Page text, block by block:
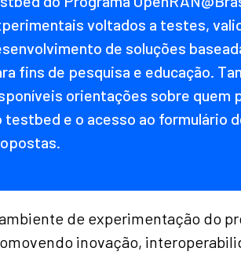
voltados a testes,
de soluções
fins de pesquisa e educação.
orientações sobre quem
testbed e o acesso ao formulário
de experimentação do
inovação,